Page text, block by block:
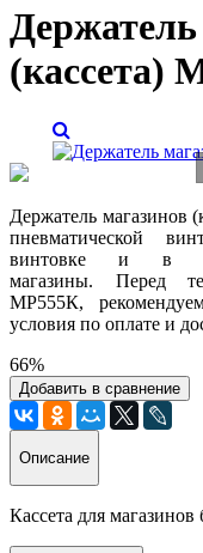
(кассета)
Держатель магазинов
пневматической
винтовке и в
магазины. Перед
МР555К,
условия по оплате и
66%
Добавить в сравнение
Описание
Кассета для